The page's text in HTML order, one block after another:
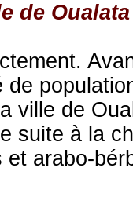
de
ville de
suite à la
arabo-